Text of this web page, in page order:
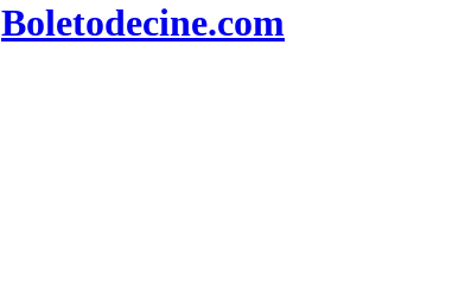
Boletodecine.com